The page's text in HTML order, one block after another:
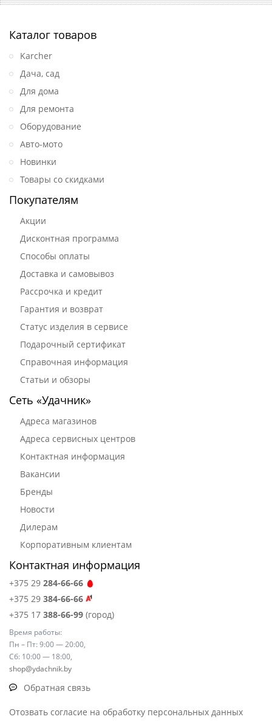
Каталог товаров
Karcher
Дача, сад
Для дома
Для ремонта
Оборудование
Авто-мото
Новинки
Товары со скидками
Покупателям
Акции
Дисконтная программа
Способы оплаты
Доставка и самовывоз
Рассрочка и кредит
Гарантия и возврат
Статус изделия в сервисе
Подарочный сертификат
Справочная информация
Статьи и обзоры
Сеть «Удачник»
Адреса магазинов
Адреса сервисных центров
Контактная информация
Вакансии
Бренды
Новости
Дилерам
Корпоративным клиентам
Контактная информация
+375 29 284-66-66
+375 29 384-66-66
+375 17 388-66-99 (город)
Время работы:
Пн – Пт: 9:00 — 20:00,
Сб: 10:00 — 18:00,
shop@ydachnik.by
Обратная связь
Отозвать согласие на обработку персональных данных